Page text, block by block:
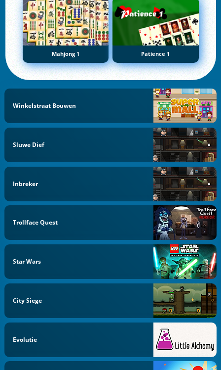
Mahjong 1 Patience 1
Winkelstraat Bouwen
Sluwe Dief
Inbreker
Trollface Quest
Star Wars
City Siege
Evolutie